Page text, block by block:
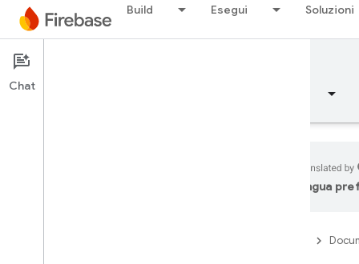
Build Esegui Soluzioni
Firebase Realtime Database
Panoramica
lingua
Chat